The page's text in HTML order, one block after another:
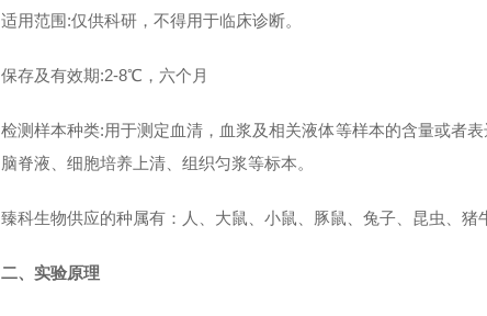
适用范围:仅供科研，不得用于临床诊断。
保存及有效期:2-8℃，六个月
检测样本种类:用于测定血清，血浆及相关液体等样本的含量或者
脑脊液、细胞培养上清、组织匀浆等标本。
臻科生物供应的种属有：人、大鼠、小鼠、豚鼠、兔子、昆虫、猪
二、实验原理